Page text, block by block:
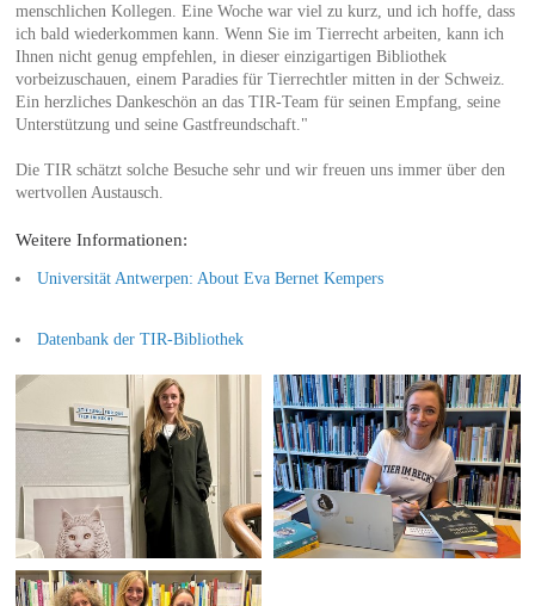
menschlichen Kollegen. Eine Woche war viel zu kurz, und ich hoffe, dass
ich bald wiederkommen kann. Wenn Sie im Tierrecht arbeiten, kann ich
Ihnen nicht genug empfehlen, in dieser einzigartigen Bibliothek
vorbeizuschauen, einem Paradies für Tierrechtler mitten in der Schweiz.
Ein herzliches Dankeschön an das TIR-Team für seinen Empfang, seine
Unterstützung und seine Gastfreundschaft."
Die TIR schätzt solche Besuche sehr und wir freuen uns immer über den
wertvollen Austausch.
Weitere Informationen:
Universität Antwerpen: About Eva Bernet Kempers
Datenbank der TIR-Bibliothek